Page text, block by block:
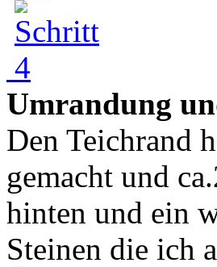
Umrandung
Den Teichrand
gemacht und
hinten und ein
Steinen die ich